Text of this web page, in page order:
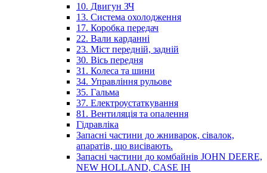
10. Двигун ЗЧ
13. Система охолодження
17. Коробка передач
22. Вали карданні
23. Міст передній, задній
30. Вісь передня
31. Колеса та шини
34. Управління рульове
35. Гальма
37. Електроустаткування
81. Вентиляція та опалення
Гідравліка
Запасні частини до жниварок, сівалок,
апаратів, що висівають.
Запасні частини до комбайнів JOHN DEERE,
NEW HOLLAND, CASE IH